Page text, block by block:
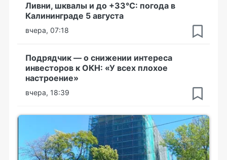
Ливни, шквалы и до +33°С: погода в
Калининграде 5 августа
вчера, 07:18
Подрядчик — о снижении интереса
инвесторов к ОКН: «У всех плохое
настроение»
вчера, 18:39